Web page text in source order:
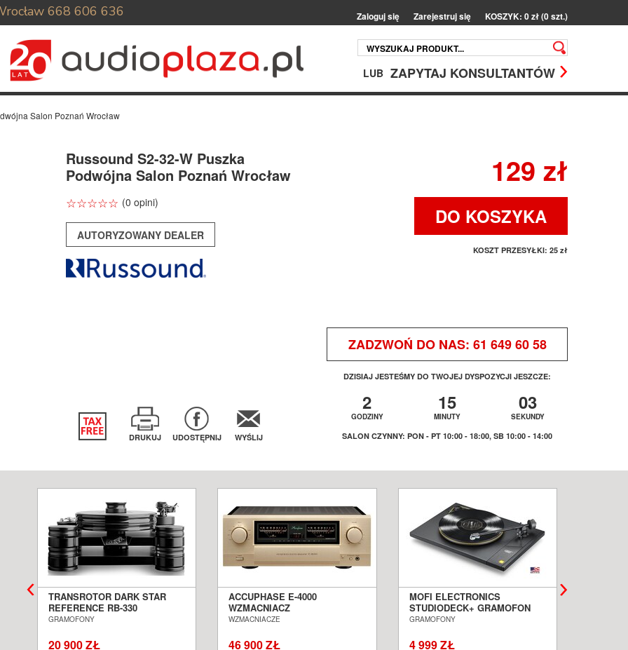
668 606 636 Zaloguj się Zarejestruj się KOSZYK: 0 zł (0 szt.)
LUB ZAPYTAJ KONSULTANTÓW
Salon Poznań Wrocław
Russound S2-32-W Puszka
Podwójna Salon Poznań Wrocław
☆☆☆☆☆
★★★★★ (0 opini)
AUTORYZOWANY DEALER
129 zł
DO KOSZYKA
KOSZT PRZESYŁKI: 25 zł
ZADZWOŃ DO NAS: 61 649 60 58
DZISIAJ JESTEŚMY DO TWOJEJ DYSPOZYCJI JESZCZE:
2 15 03
GODZINY MINUTY SEKUNDY
SALON CZYNNY: PON - PT 10:00 - 18:00, SB 10:00 - 14:00
DRUKUJ UDOSTĘPNIJ WYŚLIJ
TRANSROTOR DARK STAR
REFERENCE RB-330
GRAMOFON ANALOGOWY
GRAMOFONY
20 900 ZŁ
ACCUPHASE E-4000
WZMACNIACZ
ZINTEGROWANY SALON
WZMACNIACZE
46 900 ZŁ
MOFI ELECTRONICS
STUDIODECK+ GRAMOFON
SALON POZNAŃ WROCŁAW
GRAMOFONY
4 999 ZŁ